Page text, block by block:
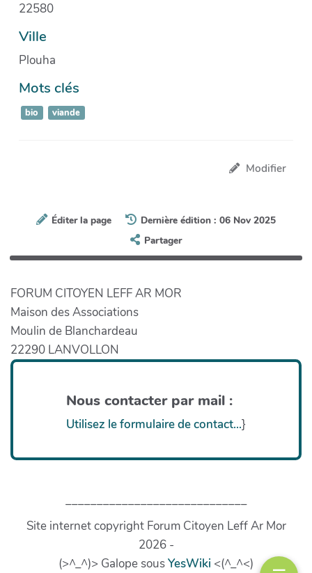
22580
Ville
Plouha
Mots clés
bio viande
Modifier
Éditer la page
Dernière édition : 06 Nov 2025
Partager
FORUM CITOYEN LEFF AR MOR
Maison des Associations
Moulin de Blanchardeau
22290 LANVOLLON
Nous contacter par mail :
Utilisez le formulaire de contact...}
_____________________________
Site internet copyright Forum Citoyen Leff Ar Mor
2026 -
(>^_^)> Galope sousYesWiki <(^_^<)